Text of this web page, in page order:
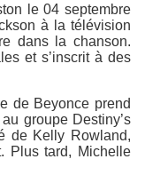
le 04 septembre
à la télévision
dans la chanson.
et s’inscrit à des
de Beyonce prend
groupe Destiny’s
de Kelly Rowland,
Plus tard, Michelle